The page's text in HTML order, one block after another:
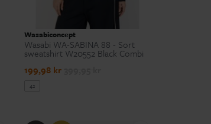
Wasabiconcept
Wasabi WA-SABINA 88 - Sort
sweatshirt W20552 Black Combi
199,98 kr
42